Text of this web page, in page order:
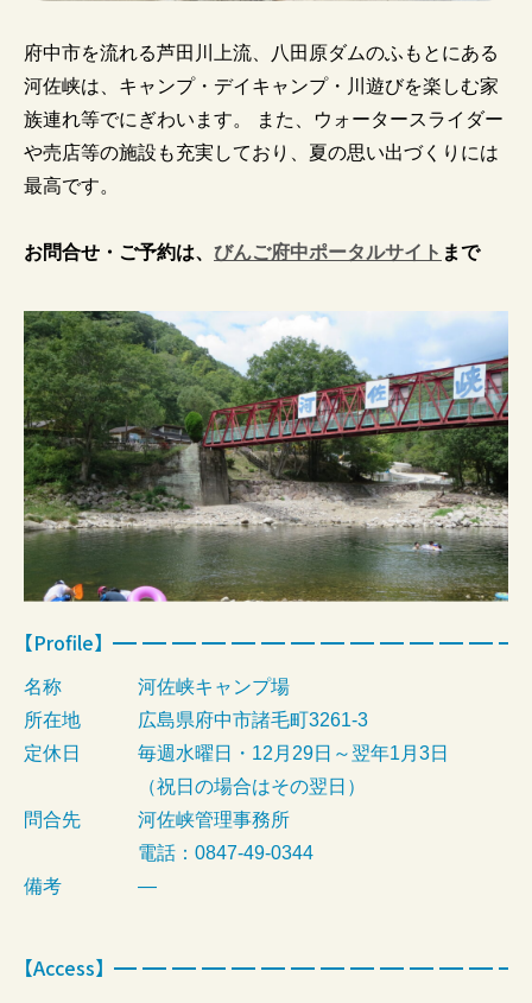
府中市を流れる芦田川上流、八田原ダムのふもとにある
河佐峡は、キャンプ・デイキャンプ・川遊びを楽しむ家
族連れ等でにぎわいます。 また、ウォータースライダー
や売店等の施設も充実しており、夏の思い出づくりには
最高です。
お問合せ・ご予約は、 びんご府中ポータルサイト まで
【Profile】
名称
河佐峡キャンプ場
所在地
広島県府中市諸毛町3261-3
定休日
毎週水曜日・12月29日～翌年1月3日
（祝日の場合はその翌日）
問合先
河佐峡管理事務所
電話：0847-49-0344
備考
—
【Access】